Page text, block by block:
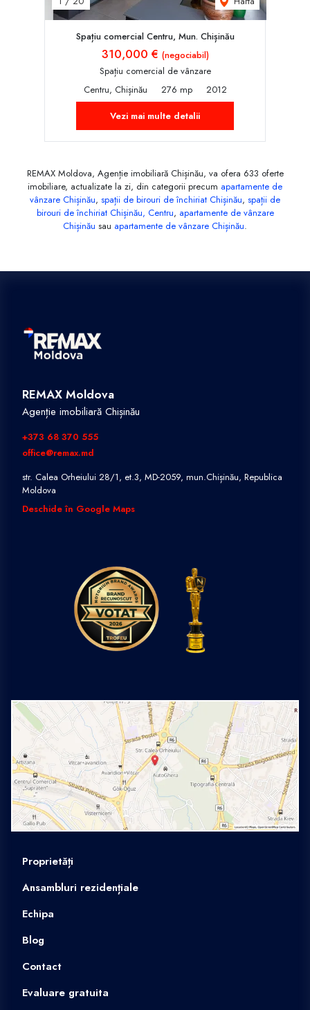
Spațiu comercial Centru, Mun. Chișinău
310,000 € (negociabil)
Spațiu comercial de vânzare
Centru, Chișinău
276 mp
2012
Vezi mai multe detalii
REMAX Moldova, Agenție imobiliară Chișinău, va ofera 633 oferte
imobiliare, actualizate la zi, din categorii precum apartamente de
vânzare Chișinău, spații de birouri de închiriat Chișinău, spații de
birouri de închiriat Chișinău, Centru, apartamente de vânzare
Chișinău sau apartamente de vânzare Chișinău.
REMAX Moldova
Agenție imobiliară Chișinău
+373 68 370 555
office@remax.md
str. Calea Orheiului 28/1, et.3, MD-2059, mun.Chișinău, Republica
Moldova
Deschide în Google Maps
Proprietăți
Ansambluri rezidențiale
Echipa
Blog
Contact
Evaluare gratuita